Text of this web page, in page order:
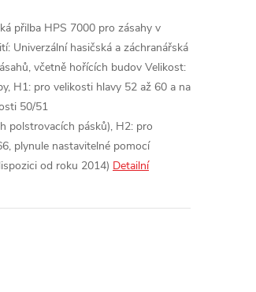
přilba HPS 7000 pro zásahy v
Univerzální hasičská a záchranářská
včetně hořících budov Velikost:
H1: pro velikosti hlavy 52 až 60 a na
50/51
polstrovacích pásků), H2: pro
plynule nastavitelné pomocí
od roku 2014) Detailní